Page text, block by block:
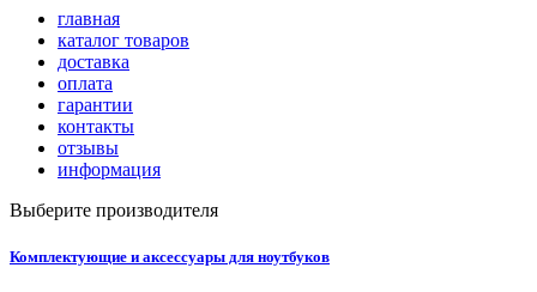
главная
каталог товаров
доставка
оплата
гарантии
контакты
отзывы
информация
Выберите производителя
Комплектующие и аксессуары для ноутбуков